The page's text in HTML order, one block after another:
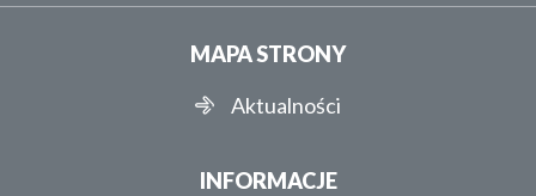
MAPA STRONY
Aktualności
INFORMACJE